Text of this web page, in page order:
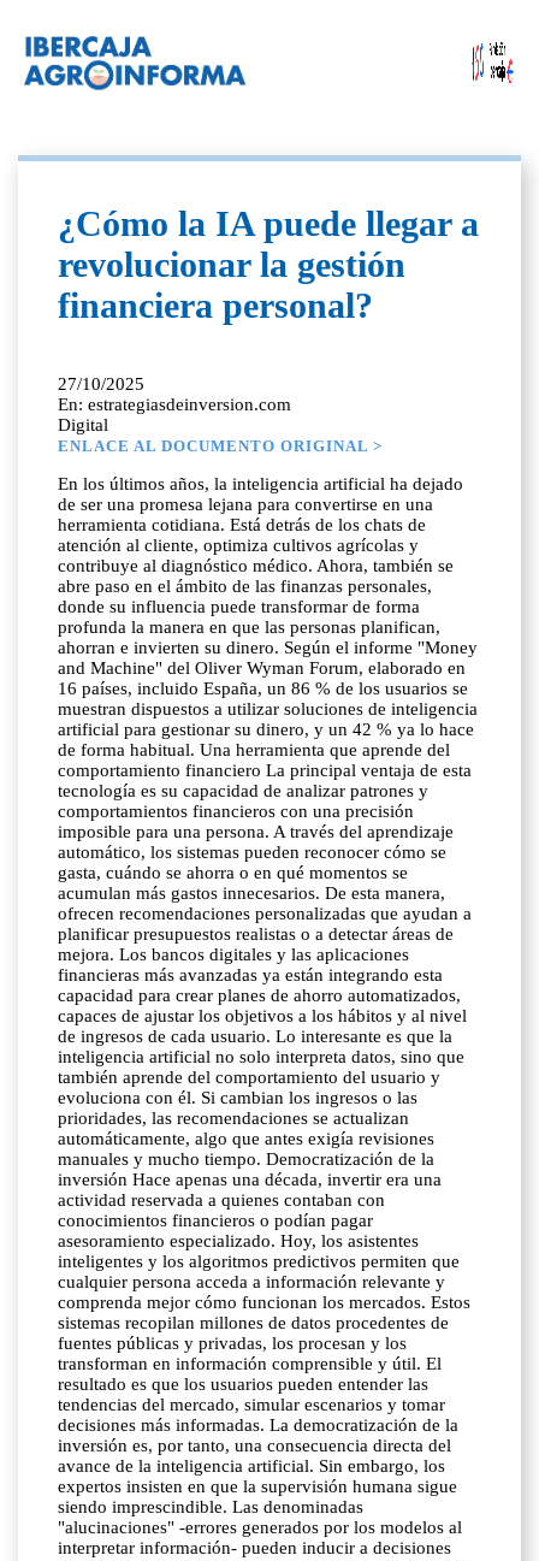
¿Cómo la IA puede llegar a
revolucionar la gestión
financiera personal?
27/10/2025
En: estrategiasdeinversion.com
Digital
ENLACE AL DOCUMENTO ORIGINAL >
En los últimos años, la inteligencia artificial ha dejado
de ser una promesa lejana para convertirse en una
herramienta cotidiana. Está detrás de los chats de
atención al cliente, optimiza cultivos agrícolas y
contribuye al diagnóstico médico. Ahora, también se
abre paso en el ámbito de las finanzas personales,
donde su influencia puede transformar de forma
profunda la manera en que las personas planifican,
ahorran e invierten su dinero. Según el informe "Money
and Machine" del Oliver Wyman Forum, elaborado en
16 países, incluido España, un 86 % de los usuarios se
muestran dispuestos a utilizar soluciones de inteligencia
artificial para gestionar su dinero, y un 42 % ya lo hace
de forma habitual. Una herramienta que aprende del
comportamiento financiero La principal ventaja de esta
tecnología es su capacidad de analizar patrones y
comportamientos financieros con una precisión
imposible para una persona. A través del aprendizaje
automático, los sistemas pueden reconocer cómo se
gasta, cuándo se ahorra o en qué momentos se
acumulan más gastos innecesarios. De esta manera,
ofrecen recomendaciones personalizadas que ayudan a
planificar presupuestos realistas o a detectar áreas de
mejora. Los bancos digitales y las aplicaciones
financieras más avanzadas ya están integrando esta
capacidad para crear planes de ahorro automatizados,
capaces de ajustar los objetivos a los hábitos y al nivel
de ingresos de cada usuario. Lo interesante es que la
inteligencia artificial no solo interpreta datos, sino que
también aprende del comportamiento del usuario y
evoluciona con él. Si cambian los ingresos o las
prioridades, las recomendaciones se actualizan
automáticamente, algo que antes exigía revisiones
manuales y mucho tiempo. Democratización de la
inversión Hace apenas una década, invertir era una
actividad reservada a quienes contaban con
conocimientos financieros o podían pagar
asesoramiento especializado. Hoy, los asistentes
inteligentes y los algoritmos predictivos permiten que
cualquier persona acceda a información relevante y
comprenda mejor cómo funcionan los mercados. Estos
sistemas recopilan millones de datos procedentes de
fuentes públicas y privadas, los procesan y los
transforman en información comprensible y útil. El
resultado es que los usuarios pueden entender las
tendencias del mercado, simular escenarios y tomar
decisiones más informadas. La democratización de la
inversión es, por tanto, una consecuencia directa del
avance de la inteligencia artificial. Sin embargo, los
expertos insisten en que la supervisión humana sigue
siendo imprescindible. Las denominadas
"alucinaciones" -errores generados por los modelos al
interpretar información- pueden inducir a decisiones